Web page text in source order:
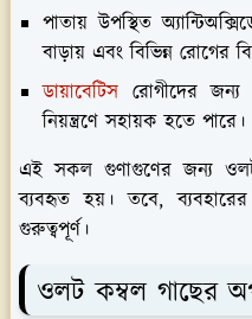
পাতায় উপস্থিত
বাড়ায় এবং বিভিন্ন রোগের
ডায়াবেটিস রোগীদের
নিয়ন্ত্রণে সহায়ক হতে পারে।
এই সকল গুণাগুণের জন্য ওলট
ব্যবহৃত হয়। তবে,
গুরুত্বপূর্ণ।
ওলট কম্বল গাছের